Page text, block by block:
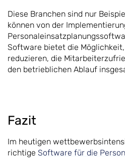
Diese Branchen sind nur
können von der
Software bietet die
reduzieren, die
den betrieblichen Ablauf
Fazit
Im heutigen
richtige Software für die